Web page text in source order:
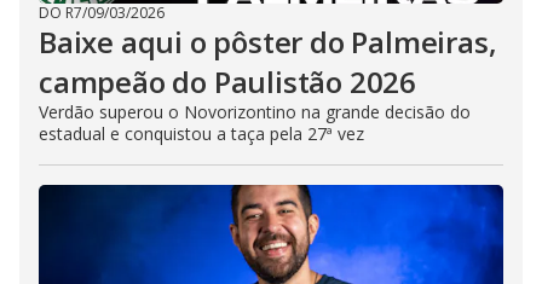
DO R7/09/03/2026
Baixe aqui o pôster do Palmeiras,
campeão do Paulistão 2026
Verdão superou o Novorizontino na grande decisão do
estadual e conquistou a taça pela 27ª vez